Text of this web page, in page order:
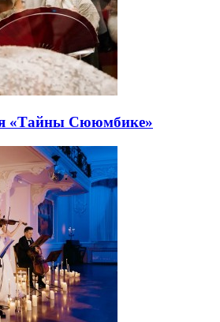
«Тайны Сююмбике»